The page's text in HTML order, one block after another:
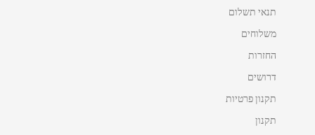
תנאי תשלום
משלוחים
החזרות
דרושים
תקנון פרטיות
תקנון